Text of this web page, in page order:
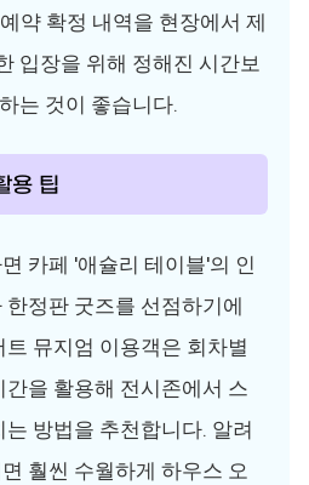
약 확정 내역을 현장에서 제
입장을 위해 정해진 시간보
는 것이 좋습니다.
용 팁
카페 '애슐리 테이블'의 인
정판 굿즈를 선점하기에
뮤지엄 이용객은 회차별
을 활용해 전시존에서 스
방법을 추천합니다. 알려
훨씬 수월하게 하우스 오